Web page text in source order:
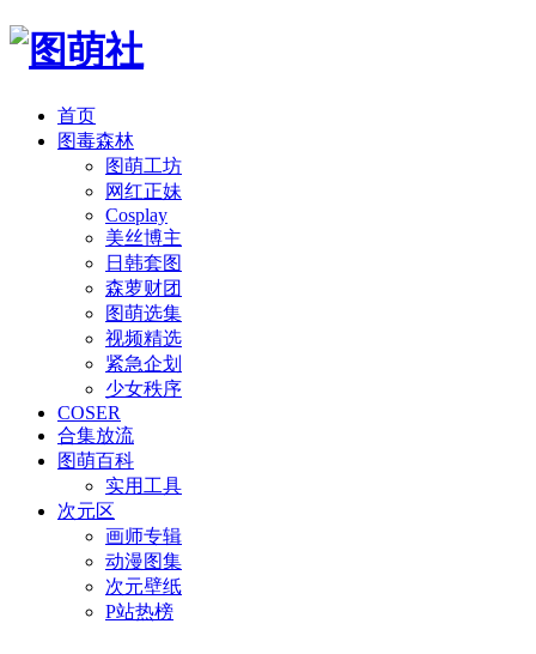
首页
图毒森林
图萌工坊
网红正妹
Cosplay
美丝博主
日韩套图
森萝财团
图萌选集
视频精选
紧急企划
少女秩序
COSER
合集放流
图萌百科
实用工具
次元区
画师专辑
动漫图集
次元壁纸
P站热榜